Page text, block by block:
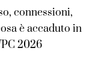
connessioni,
è accaduto in
2026